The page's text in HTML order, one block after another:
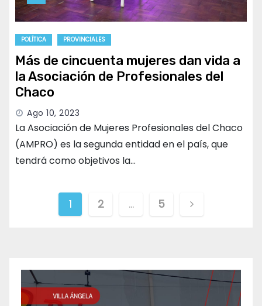
POLÍTICA PROVINCIALES
Más de cincuenta mujeres dan vida a
la Asociación de Profesionales del
Chaco
Ago 10, 2023
La Asociación de Mujeres Profesionales del Chaco
(AMPRO) es la segunda entidad en el país, que
tendrá como objetivos la…
Paginación
1 2 … 5